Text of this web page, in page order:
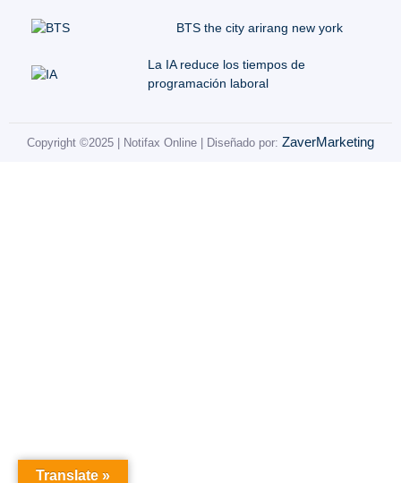
BTS the city arirang new york
La IA reduce los tiempos de
programación laboral
Copyright ©2025 | Notifax Online | Diseñado por: ZaverMarketing
Translate »